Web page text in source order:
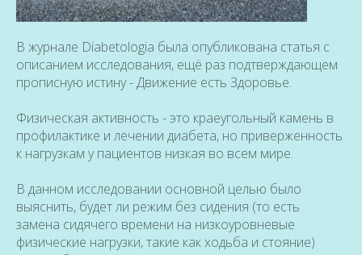
В журнале Diabetologia была опубликована статья с
описанием исследования, ещё раз подтверждающем
прописную истину - Движение есть Здоровье.
Физическая активность - это краеугольный камень в
профилактике и лечении диабета, но приверженность
к нагрузкам у пациентов низкая во всем мире.
В данном исследовании основной целью было
выяснить, будет ли режим без сидения (то есть
замена сидячего времени на низкоуровневые
физические нагрузки, такие как ходьба и стояние)